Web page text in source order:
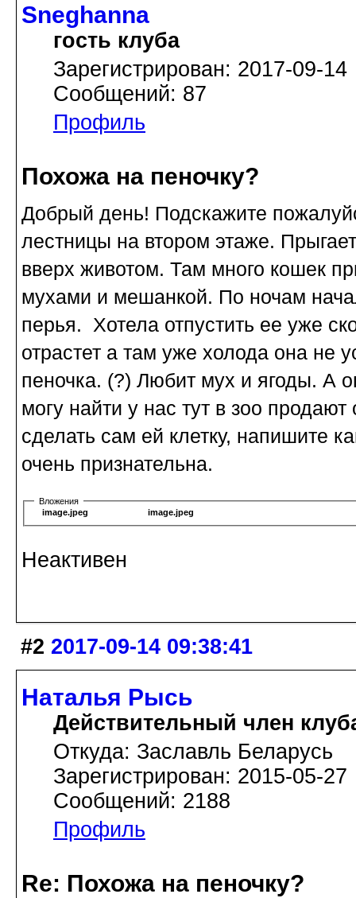
Sneghanna
гость клуба
Зарегистрирован: 2017-09-14
Сообщений: 87
Профиль
Похожа на пеночку?
Добрый день! Подскажите
лестницы на втором этаже.
вверх животом. Там много кошек
мухами и мешанкой. По ночам
перья. Хотела отпустить ее уже
отрастет а там уже холода она не
пеночка. (?) Любит мух и ягоды. А
могу найти у нас тут в зоо
сделать сам ей клетку, напишите
очень признательна.
Вложения
image.jpeg
image.jpeg
Неактивен
#2 2017-09-14 09:38:41
Наталья Рысь
Действительный член
Откуда: Заславль Беларусь
Зарегистрирован: 2015-05-27
Сообщений: 2188
Профиль
Re: Похожа на пеночку?